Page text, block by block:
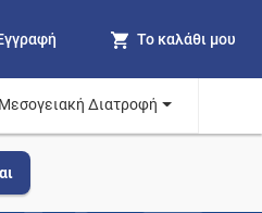
Το καλάθι μου
Μεσογειακή Διατροφή